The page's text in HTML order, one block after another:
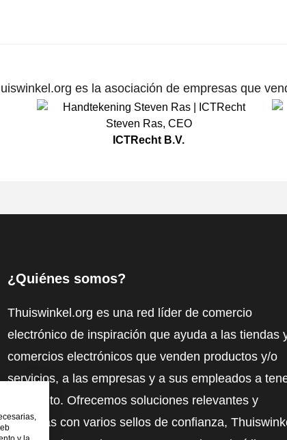
es la asociación de empresas que
Steven Ras, CEO
ICTRecht B.V.
¿Quiénes somos?
Thuiswinkel.org es una red líder de comercio
electrónico de inspiración que ayuda a las tiendas
comercios electrónicos que venden productos y/o
servicios, a las empresas y a sus empleados a
más éxito. Ofrecemos soluciones relevantes y
prácticas con varios sellos de confianza,